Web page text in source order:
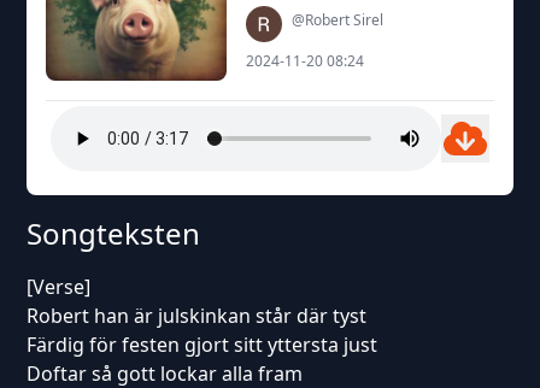
@Robert Sirel
2024-11-20 08:24
Songteksten
[Verse]
Robert han är julskinkan står där tyst
Färdig för festen gjort sitt yttersta just
Doftar så gott lockar alla fram